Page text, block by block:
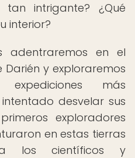
intrigante? ¿Qué
interior?
adentraremos en el
y exploraremos
más
desvelar sus
exploradores
en estas tierras
los científicos y